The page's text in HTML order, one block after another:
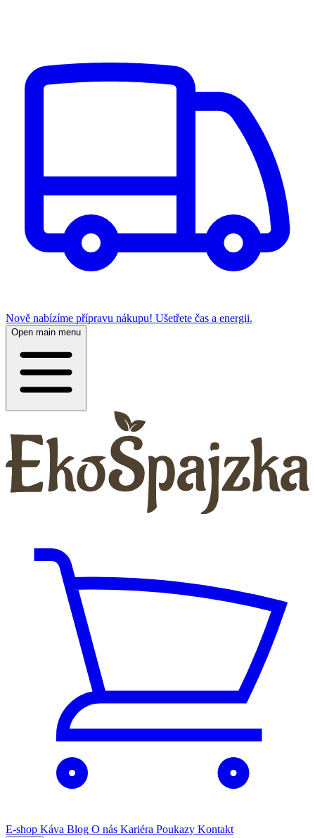
Nově nabízíme přípravu nákupu! Ušetřete čas a energii.
Open main menu
E-shop Káva Blog O nás Kariéra Poukazy Kontakt